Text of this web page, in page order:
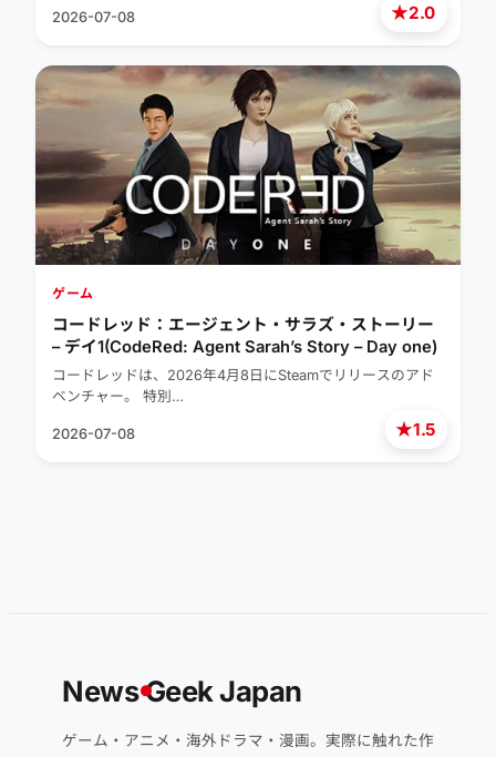
★2.0
2026-07-08
★1.5
ゲーム
コードレッド：エージェント・サラズ・ストーリー
– デイ1(CodeRed: Agent Sarah’s Story – Day one)
コードレッドは、2026年4月8日にSteamでリリースのアド
ベンチャー。 特別…
2026-07-08
NewsGeek Japan
ゲーム・アニメ・海外ドラマ・漫画。実際に触れた作